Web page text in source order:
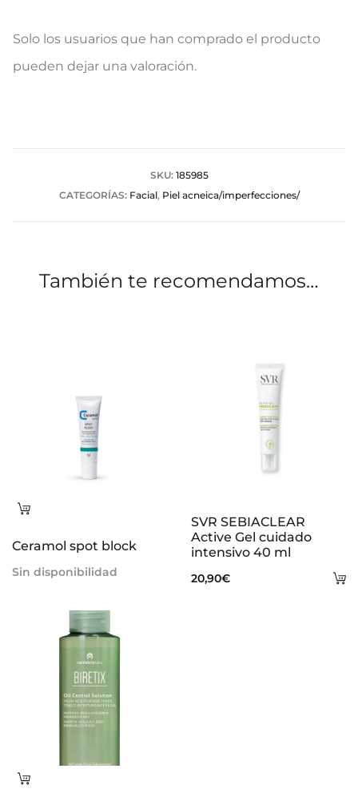
V
a
Solo los usuarios que han comprado el producto
pueden dejar una valoración.
SKU: 185985
CATEGORÍAS: Facial, Piel acneica/imperfecciones/
También te recomendamos…
Leer
Ceramol spot block
Sin disponibilidad
SVR SEBIACLEAR
Active Gel cuidado
intensivo 40 ml
20,90€
Leer